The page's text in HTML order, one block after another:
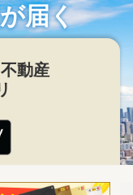
届く
動産